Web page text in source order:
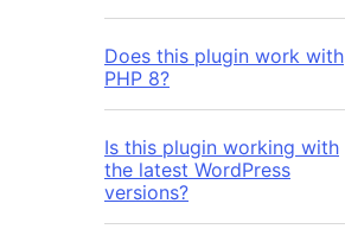
Does this plugin work with
PHP 8?
Is this plugin working with
the latest WordPress
versions?